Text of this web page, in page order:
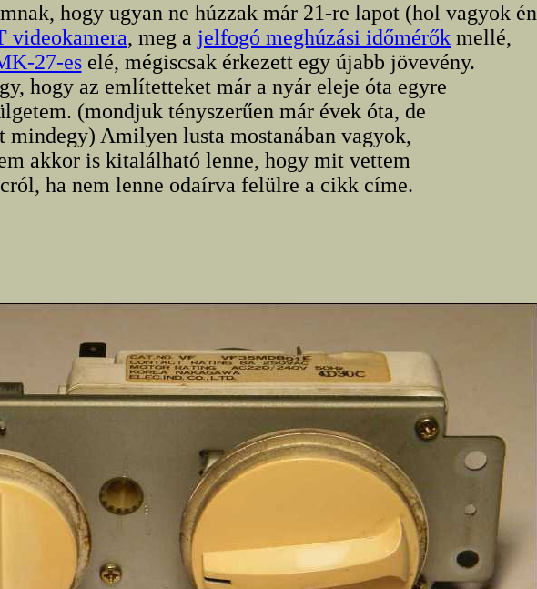
hogy ugyan ne húzzak már 21-re lapot (hol vagyok én
videokamera, meg a jelfogó meghúzási időmérők mellé,
27-eselé, mégiscsak érkezett egy újabb jövevény.
hogy az említetteket már a nyár eleje óta egyre
(mondjuk tényszerűen már évek óta, de
mindegy) Amilyen lusta mostanában vagyok,
akkor is kitalálható lenne, hogy mit vettem
ha nem lenne odaírva felülre a cikk címe.